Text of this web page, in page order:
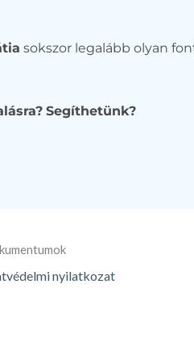
sokszor legalább olyan
Segíthetünk?
nyilatkozat